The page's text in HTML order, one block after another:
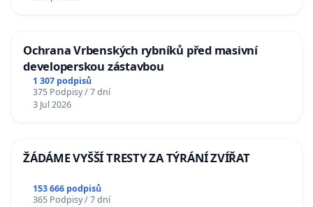
Ochrana Vrbenských rybníků před masivní
developerskou zástavbou
1 307 podpisů
375 Podpisy / 7 dní
3 Jul 2026
ŽÁDÁME VYŠŠÍ TRESTY ZA TÝRÁNÍ ZVÍŘAT
153 666 podpisů
365 Podpisy / 7 dní